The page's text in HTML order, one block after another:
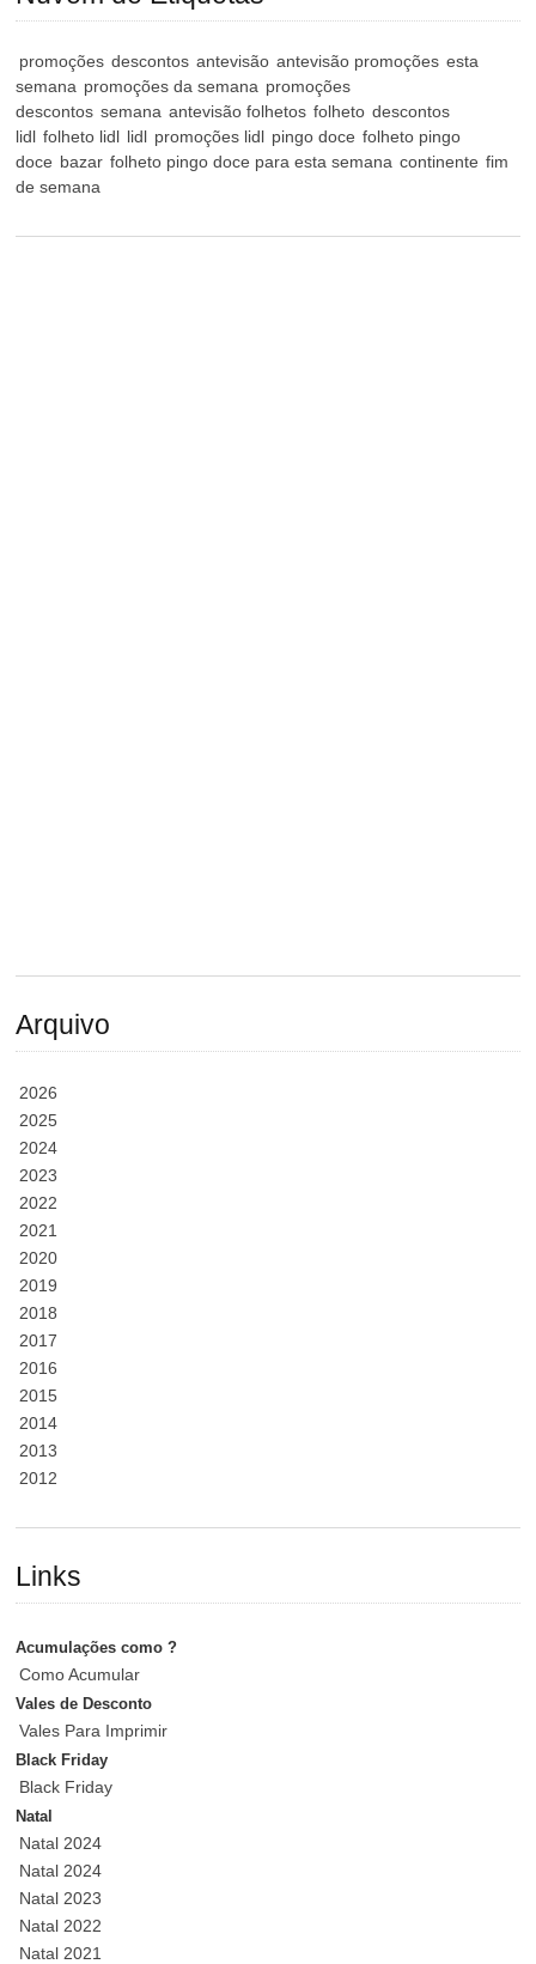
promoções descontos antevisão antevisão promoções esta
semana promoções da semana promoções
descontos semana antevisão folhetos folheto descontos
lidl folheto lidl lidl promoções lidl pingo doce folheto pingo
doce bazar folheto pingo doce para esta semana continente fim
de semana
Arquivo
2026
2025
2024
2023
2022
2021
2020
2019
2018
2017
2016
2015
2014
2013
2012
Links
Acumulações como ?
Como Acumular
Vales de Desconto
Vales Para Imprimir
Black Friday
Black Friday
Natal
Natal 2024
Natal 2024
Natal 2023
Natal 2022
Natal 2021